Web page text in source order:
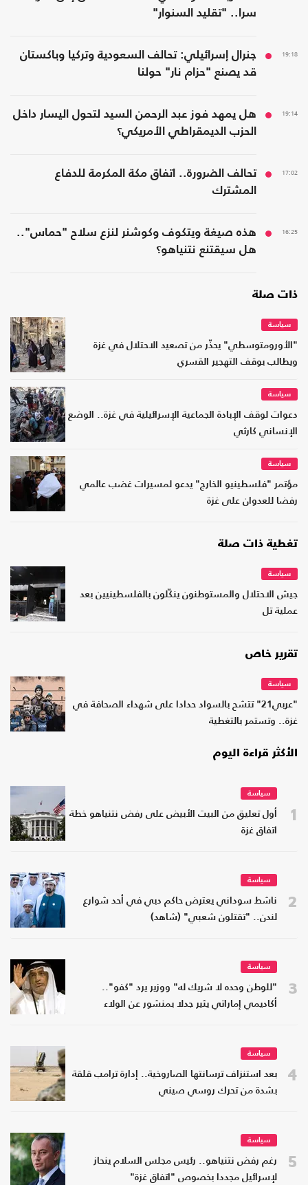
سرا.. "تقليد السنوار"
19:18
جنرال إسرائيلي: تحالف السعودية وتركيا وباكستان
قد يصنع "حزام نار" حولنا
19:14
هل يمهد فوز عبد الرحمن السيد لتحول اليسار داخل
الحزب الديمقراطي الأمريكي؟
17:02
تحالف الضرورة.. اتفاق مكة المكرمة للدفاع
المشترك
16:25
هذه صيغة ويتكوف وكوشنر لنزع سلاح "حماس"..
هل سيقتنع نتنياهو؟
ذات صلة
سياسة
"الأورومتوسطي" يحذّر من تصعيد الاحتلال في غزة
ويطالب بوقف التهجير القسري
سياسة
دعوات لوقف الإبادة الجماعية الإسرائيلية في غزة.. الوضع
الإنساني كارثي
سياسة
مؤتمر "فلسطينيو الخارج" يدعو لمسيرات غضب عالمي
رفضا للعدوان على غزة
تغطية ذات صلة
سياسة
جيش الاحتلال والمستوطنون ينكّلون بالفلسطينيين بعد
عملية تل
تقرير خاص
سياسة
"عربي21" تتشح بالسواد حدادا على شهداء الصحافة في
غزة.. وتستمر بالتغطية
الأكثر قراءة اليوم
1
سياسة
أول تعليق من البيت الأبيض على رفض نتنياهو خطة
اتفاق غزة
2
سياسة
ناشط سوداني يعترض حاكم دبي في أحد شوارع
لندن.. "تقتلون شعبي" (شاهد)
3
سياسة
"للوطن وحده لا شريك له" ووزير يرد "كفو"..
أكاديمي إماراتي يثير جدلا بمنشور عن الولاء
4
سياسة
بعد استنزاف ترسانتها الصاروخية.. إدارة ترامب قلقة
بشدة من تحرك روسي صيني
5
سياسة
رغم رفض نتنياهو.. رئيس مجلس السلام ينحاز
لإسرائيل مجددا بخصوص "اتفاق غزة"